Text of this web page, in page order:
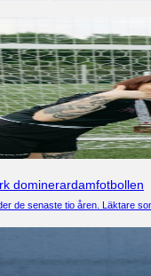
dominerardamfotbollen
de senaste tio åren. Läktare